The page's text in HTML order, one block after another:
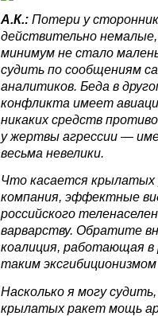
А.К.: Потери у
действительно немалые,
минимум не стало
судить по сообщениям
аналитиков. Беда в
конфликта имеет
никаких средств
у жертвы агрессии —
весьма невелики.
Что касается крылатых
компания, эффектные
российского
варварству. Обратите
коалиция, работающая в
таким
Насколько я могу
крылатых ракет мощь